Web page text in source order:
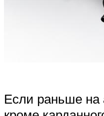
Если раньше на